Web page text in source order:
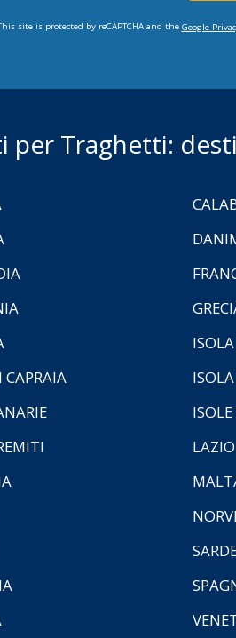
site is protected by reCAPTCHA and the Google
per Traghetti:
CAPRAIA
LAZIO